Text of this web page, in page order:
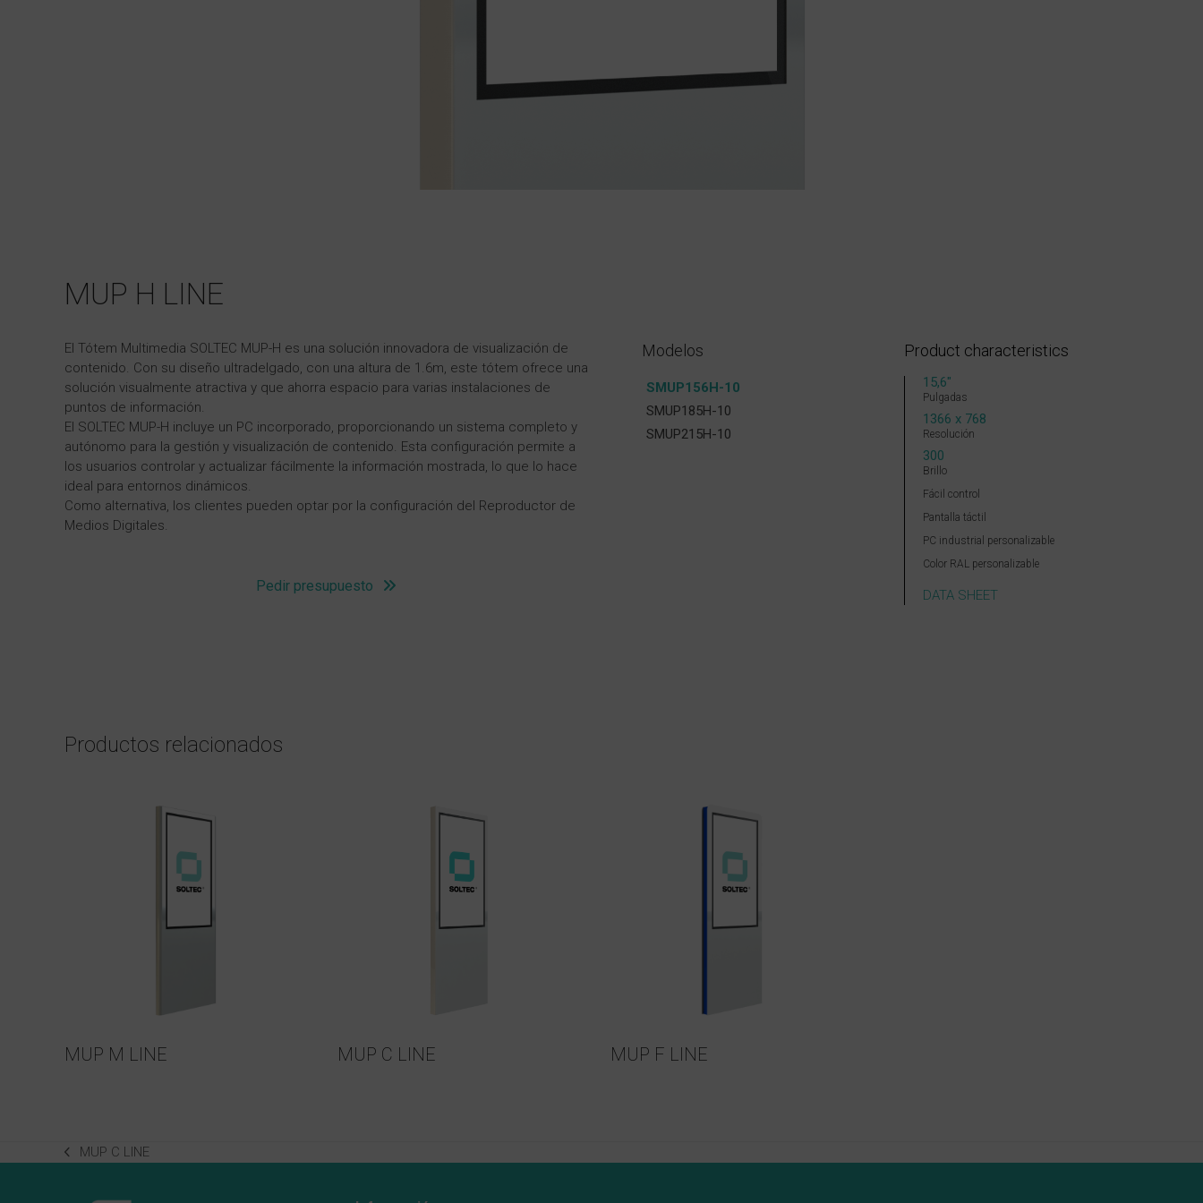
MUP H LINE
El Tótem Multimedia SOLTEC MUP-H es una solución innovadora de visualización de
contenido. Con su diseño ultradelgado, con una altura de 1.6m, este tótem ofrece una
solución visualmente atractiva y que ahorra espacio para varias instalaciones de
puntos de información.
El SOLTEC MUP-H incluye un PC incorporado, proporcionando un sistema completo y
autónomo para la gestión y visualización de contenido. Esta configuración permite a
los usuarios controlar y actualizar fácilmente la información mostrada, lo que lo hace
ideal para entornos dinámicos.
Como alternativa, los clientes pueden optar por la configuración del Reproductor de
Medios Digitales.
Pedir presupuesto
Modelos
SMUP156H-10
SMUP185H-10
SMUP215H-10
Product characteristics
15,6″
Pulgadas
1366 x 768
Resolución
300
Brillo
Fácil control
Pantalla táctil
PC industrial personalizable
Color RAL personalizable
DATA SHEET
Productos relacionados
MUP M LINE MUP C LINE MUP F LINE
previous
MUP C LINE